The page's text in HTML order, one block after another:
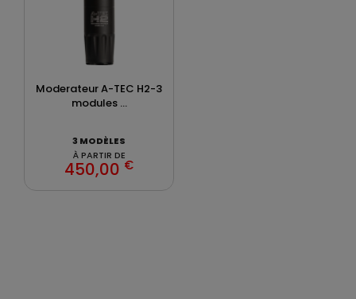
Moderateur A-TEC H2-3
modules ...
3 MODÈLES
À PARTIR DE
450,00 €